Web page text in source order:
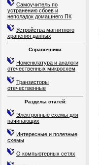
Самоучитель по
устранению сбоев и
неполадок домашнего ПК
Устройства магнитного
хранения данных
Справочники:
Номенклатура и аналоги
отечественных микросхем
Транзисторы
отечественные
Разделы статей:
Электронные схемы для
начинающих
Интересные и полезные
схемы
О компьютерных сетях